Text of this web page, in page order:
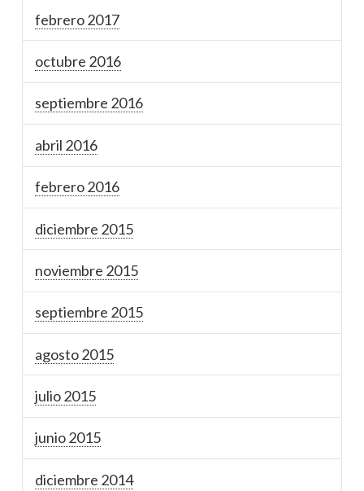
febrero 2017
octubre 2016
septiembre 2016
abril 2016
febrero 2016
diciembre 2015
noviembre 2015
septiembre 2015
agosto 2015
julio 2015
junio 2015
diciembre 2014